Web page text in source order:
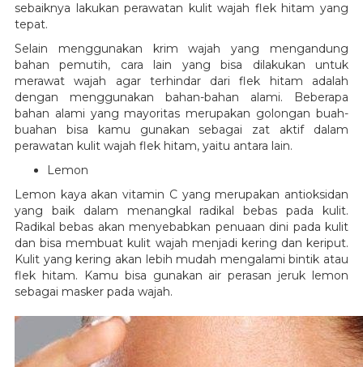
sebaiknya lakukan perawatan kulit wajah flek hitam yang
tepat.
Selain menggunakan krim wajah yang mengandung
bahan pemutih, cara lain yang bisa dilakukan untuk
merawat wajah agar terhindar dari flek hitam adalah
dengan menggunakan bahan-bahan alami. Beberapa
bahan alami yang mayoritas merupakan golongan buah-
buahan bisa kamu gunakan sebagai zat aktif dalam
perawatan kulit wajah flek hitam, yaitu antara lain.
Lemon
Lemon kaya akan vitamin C yang merupakan antioksidan
yang baik dalam menangkal radikal bebas pada kulit.
Radikal bebas akan menyebabkan penuaan dini pada kulit
dan bisa membuat kulit wajah menjadi kering dan keriput.
Kulit yang kering akan lebih mudah mengalami bintik atau
flek hitam. Kamu bisa gunakan air perasan jeruk lemon
sebagai masker pada wajah.